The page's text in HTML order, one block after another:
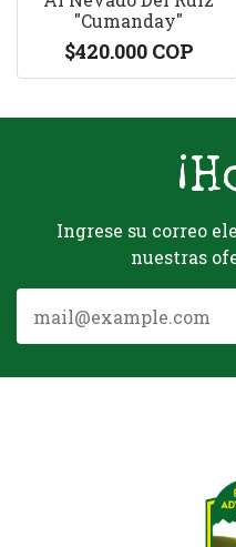
"Cumanday"
$420.000 COP
Ingrese su correo
nuestras